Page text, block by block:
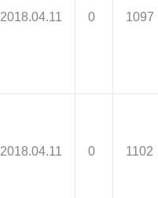
2018.04.11 0 1097
2018.04.11 0 1102